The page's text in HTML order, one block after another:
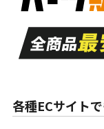
A
走行距離
目立つ傷
ない
な中
各種ECサイト